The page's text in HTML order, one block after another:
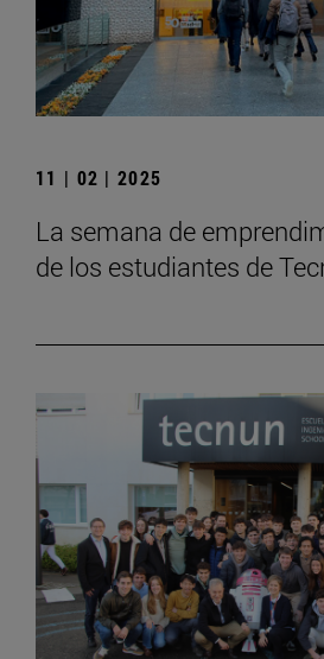
11 | 02 | 2025
La semana de
de los estudiantes de